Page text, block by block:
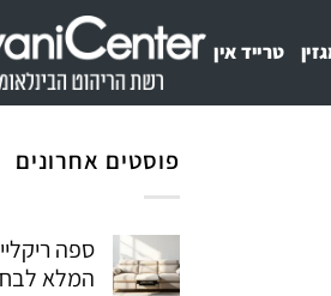
טרייד אין
פוסטים אחרונים
ספה
המלא